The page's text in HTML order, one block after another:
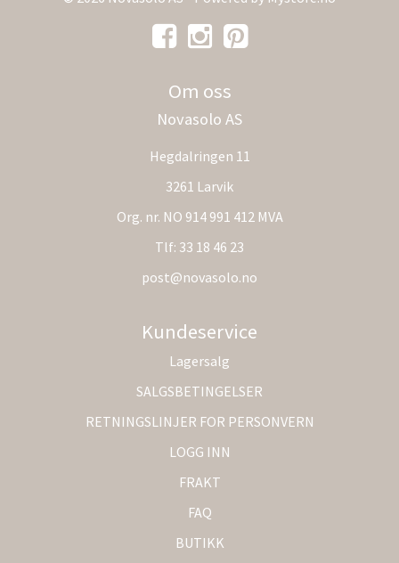
Om oss
Novasolo AS
Hegdalringen 11
3261 Larvik
Org. nr. NO 914 991 412 MVA
Tlf: 33 18 46 23
post@novasolo.no
Kundeservice
Lagersalg
SALGSBETINGELSER
RETNINGSLINJER FOR PERSONVERN
LOGG INN
FRAKT
FAQ
BUTIKK